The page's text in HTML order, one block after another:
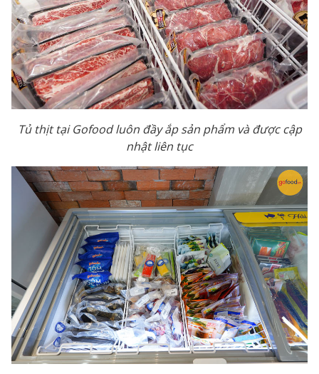
Tủ thịt tại Gofood luôn đầy ắp sản phẩm và được cập
nhật liên tục